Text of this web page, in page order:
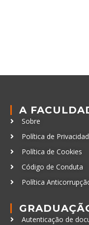
A
Sobre
Política de
Política de Cookies
Código de Conduta
Política
Autenticação de